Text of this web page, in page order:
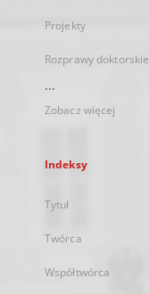
Projekty
Rozprawy doktorskie
...
Zobacz więcej
Indeksy
Tytuł
Twórca
Współtwórca